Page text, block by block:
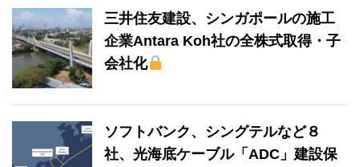
三井住友建設、シンガポールの施工
企業Antara Koh社の全株式取得・子
会社化
ソフトバンク、シングテルなど８
社、光海底ケーブル「ADC」建設保